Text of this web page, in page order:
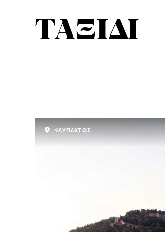
ΤΑΞΙΔΙ
ΝΑΥΠΑΚΤΟΣ